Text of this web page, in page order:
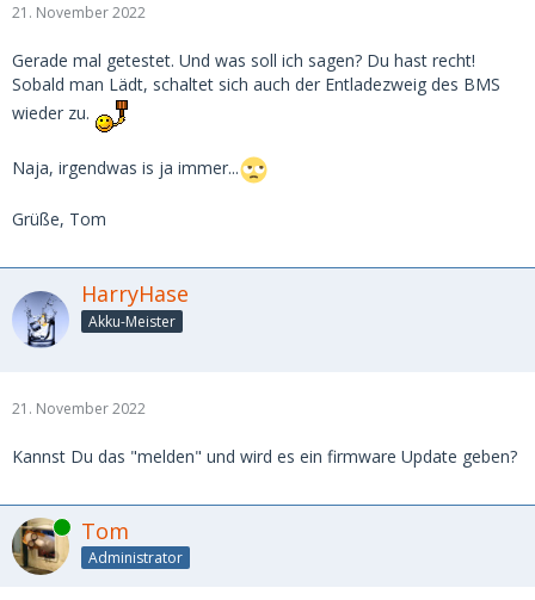
21. November 2022
Gerade mal getestet. Und was soll ich sagen? Du hast recht!
Sobald man Lädt, schaltet sich auch der Entladezweig des BMS
wieder zu.
Naja, irgendwas is ja immer...
Grüße, Tom
HarryHase
Akku-Meister
21. November 2022
Kannst Du das "melden" und wird es ein firmware Update geben?
Online Tom
Administrator